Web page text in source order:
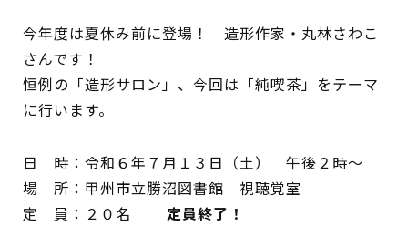
今年度は夏休み前に登場！ 造形作家・丸林さわこ
さんです！
恒例の「造形サロン」、今回は「純喫茶」をテーマ
に行います。
日 時：令和６年７月１３日（土） 午後２時～
場 所：甲州市立勝沼図書館 視聴覚室
定 員：２０名 定員終了！
おはなし会